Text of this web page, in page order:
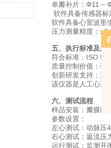
单瓣补片：Φ11 ~
软件具备传感器标
软件具备心室波形
压力测量精度：
五、执行标准及应
符合标准‌：ISO
质量控制价值‌：确
创新研发支持‌：通
该仪器是人工心脏
六、测试流程‌
样品安装‌：瓣膜固
‌参数设置‌：
左心测试：动脉压
右心测试：返流压
运行测试‌：监测开